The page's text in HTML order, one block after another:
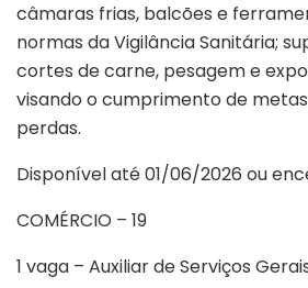
câmaras frias, balcões e
normas da Vigilância Sanitária;
cortes de carne, pesagem e
visando o cumprimento de
perdas.
Disponível até 01/06/2026 ou
COMÉRCIO – 19
1 vaga – Auxiliar de Serviços